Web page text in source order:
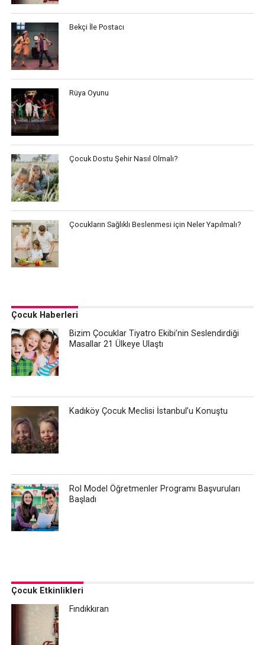
Bekçi İle Postacı
Rüya Oyunu
Çocuk Dostu Şehir Nasıl Olmalı?
Çocukların Sağlıklı Beslenmesi için Neler Yapılmalı?
Çocuk Haberleri
Bizim Çocuklar Tiyatro Ekibi’nin Seslendirdiği
Masallar 21 Ülkeye Ulaştı
Kadıköy Çocuk Meclisi İstanbul’u Konuştu
Rol Model Öğretmenler Programı Başvuruları
Başladı
Çocuk Etkinlikleri
Fındıkkıran